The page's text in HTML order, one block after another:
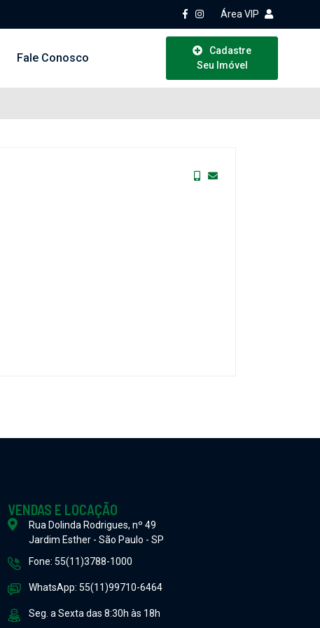
Área VIP
Fale Conosco
Cadastre
Seu Imóvel
VENDAS E LOCAÇÃO
Rua Dolinda Rodrigues, nº 49
Jardim Esther - São Paulo - SP
Fone: 55(11)3788-1000
WhatsApp: 55(11)99710-6464
Seg. a Sexta das 8:30h às 18h